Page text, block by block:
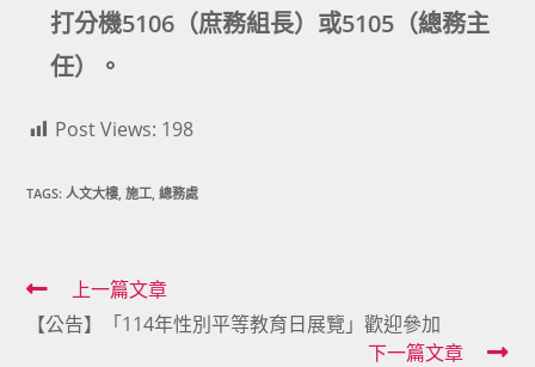
打分機5106（庶務組長）或5105（總務主
任）。
Post Views: 198
TAGS:人文大樓, 施工, 總務處
Read
more
上一篇文章
【公告】「114年性別平等教育日展覽」歡迎參加
下一篇文章